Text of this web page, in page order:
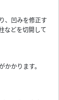
、凹みを修正す
などを切開して
かります。